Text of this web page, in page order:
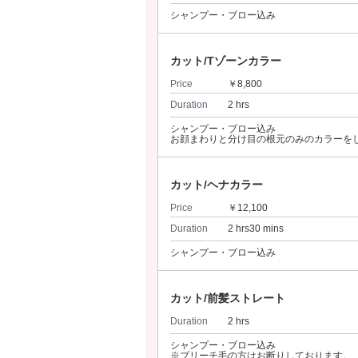
シャンプー・ブロー込み
カット/Tゾーンカラー
Price
￥8,800
Duration
2 hrs
シャンプー・ブロー込み
お顔まわりと分け目の根元のみのカラーを
カット/ヘナカラー
Price
￥12,100
Duration
2 hrs30 mins
シャンプー・ブロー込み
カット/前髪ストレート
Duration 2 hrs
シャンプー・ブロー込み
※ブリーチ毛の方はお断りしております。